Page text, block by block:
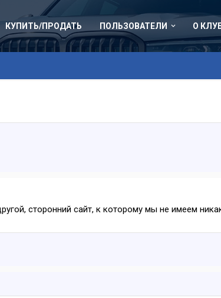
КУПИТЬ/ПРОДАТЬ ПОЛЬЗОВАТЕЛИ О
сторонний сайт, к которому мы не имеем